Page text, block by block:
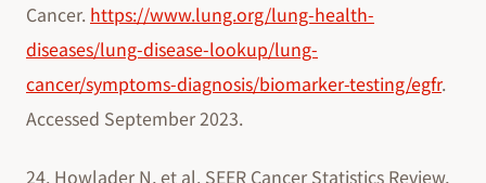
Cancer. https://www.lung.org/lung-health-
diseases/lung-disease-lookup/lung-
cancer/symptoms-diagnosis/biomarker-testing/egfr.
Accessed September 2023.
24. Howlader N, et al. SEER Cancer Statistics Review,